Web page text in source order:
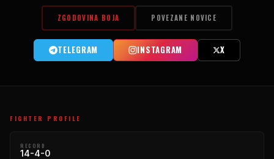
ZGODOVINA BOJA POVEZANE NOVICE
TELEGRAM INSTAGRAM X
FIGHTER PROFILE
RECORD
14-4-0